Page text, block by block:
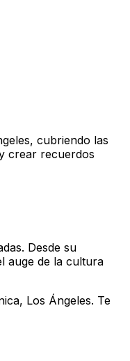
cubriendo las
crear recuerdos
Desde su
auge de la cultura
Los Ángeles. Te